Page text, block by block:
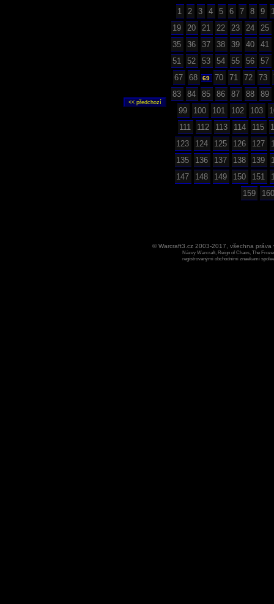
1 2 3 4 5 6 7 8 9
19
20 21 22 23 24
25
35
36 37 38 39 40
41
51
52 53 54 55 56
57
67
68 69 70 71 72 73
83
84 85 86 87 88
89
99
100 101 102 103
111
112 113 114 115
123
124 125 126 127
135
136 137 138 139
147
148 149 150 151
159
160
© Warcraft3.cz 2003-2017, všechna
Názvy Warcraft, Reign of Chaos, The
registrovanými obchodními znaekami